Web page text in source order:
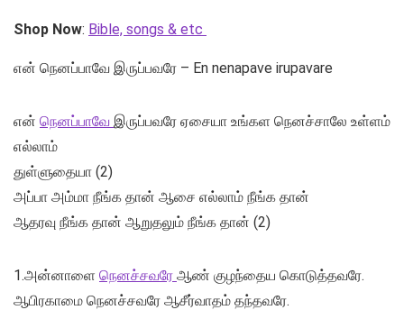
Shop Now: Bible, songs & etc
என் நெனப்பாவே இருப்பவரே – En nenapave irupavare
என் நெனப்பாவே இருப்பவரே ஏசையா உங்கள நெனச்சாலே உள்ளம்
எல்லாம்
துள்ளுதையா (2)
அப்பா அம்மா நீங்க தான் ஆசை எல்லாம் நீங்க தான்
ஆதரவு நீங்க தான் ஆறுதலும் நீங்க தான் (2)
1.அன்னாளை நெனச்சவரே ஆண் குழந்தைய கொடுத்தவரே.
ஆபிரகாமை நெனச்சவரே ஆசீர்வாதம் தந்தவரே.